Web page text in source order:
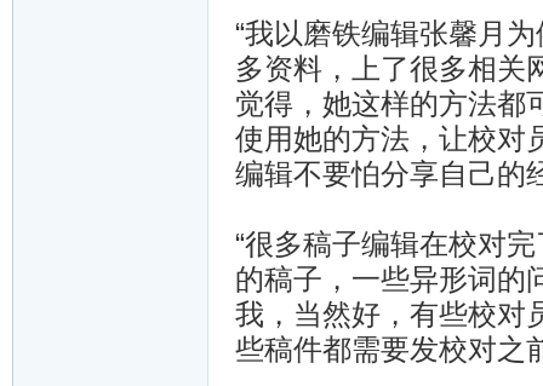
“我以磨铁编辑张馨月
多资料，上了很多相关
觉得，她这样的方法都
使用她的方法，让校对
编辑不要怕分享自己的
“很多稿子编辑在校对
的稿子，一些异形词的
我，当然好，有些校对
些稿件都需要发校对之